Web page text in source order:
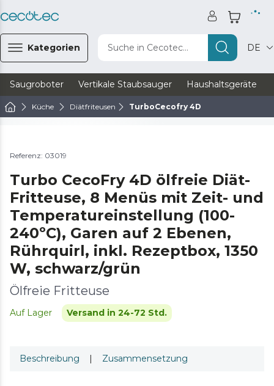
Kategorien Suche in Cecotec... DE
Saugroboter Vertikale Staubsauger Haushaltsgeräte
Küche Diätfriteusen TurboCecofry 4D
Referenz: 03019
Turbo CecoFry 4D ölfreie Diät-
Fritteuse, 8 Menüs mit Zeit- und
Temperatureinstellung (100-
240ºC), Garen auf 2 Ebenen,
Rührquirl, inkl. Rezeptbox, 1350
W, schwarz/grün
Ölfreie Fritteuse
Auf Lager Versand in 24-72 Std.
Beschreibung | Zusammensetzung